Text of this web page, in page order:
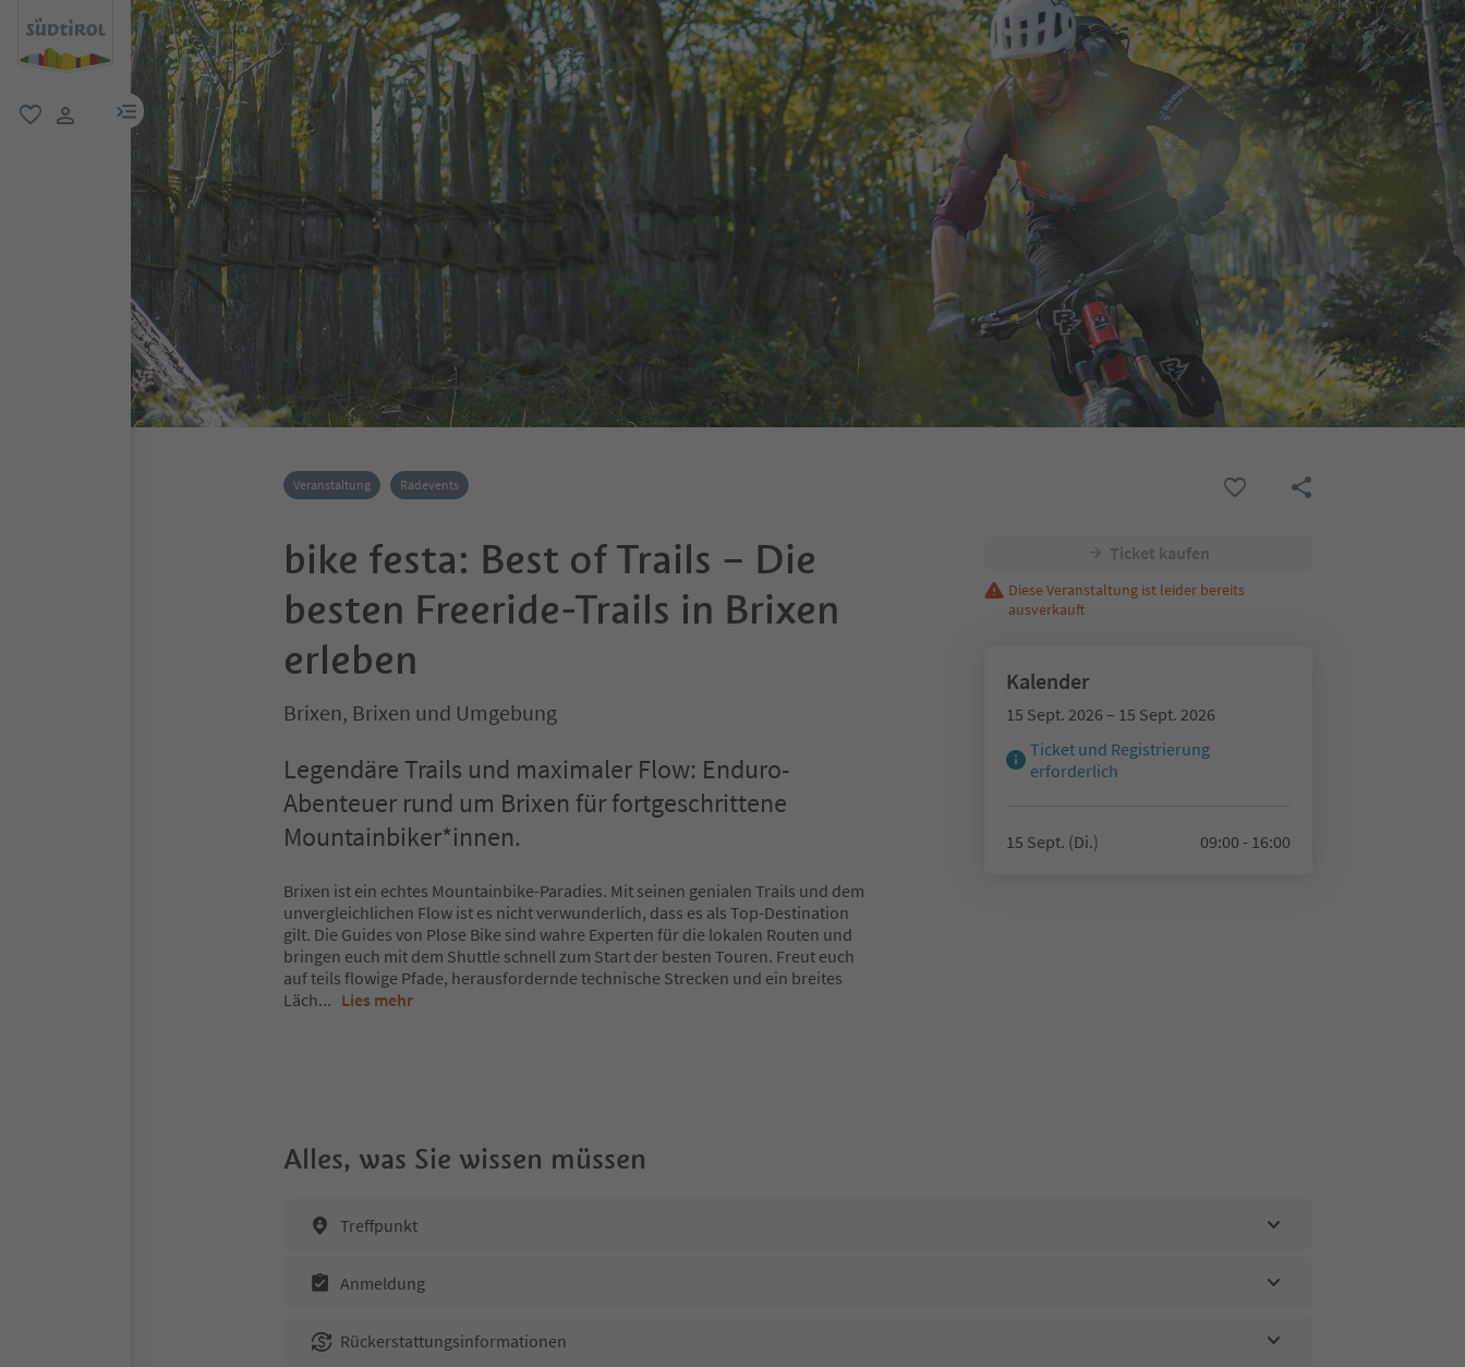
menu link
Veranstaltung Radevents
bike festa: Best of Trails – Die
besten Freeride-Trails in Brixen
erleben
Brixen, Brixen und Umgebung
Legendäre Trails und maximaler Flow: Enduro-
Abenteuer rund um Brixen für fortgeschrittene
Mountainbiker*innen.
Brixen ist ein echtes Mountainbike-Paradies. Mit seinen genialen Trails und dem
unvergleichlichen Flow ist es nicht verwunderlich, dass es als Top-Destination
gilt. Die Guides von Plose Bike sind wahre Experten für die lokalen Routen und
bringen euch mit dem Shuttle schnell zum Start der besten Touren. Freut euch
auf teils flowige Pfade, herausfordernde technische Strecken und ein breites
Läch... Lies mehr
Ticket kaufen
Diese Veranstaltung ist leider bereits
ausverkauft
Kalender
15 Sept. 2026 – 15 Sept. 2026
Ticket und Registrierung
erforderlich
15 Sept. (Di.) 09:00 - 16:00
Alles, was Sie wissen müssen
Treffpunkt
Anmeldung
Rückerstattungsinformationen